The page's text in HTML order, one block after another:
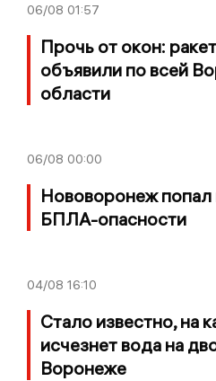
06/08 01:57
Прочь от окон:
объявили по всей
области
06/08 00:00
Нововоронеж попал
БПЛА-опасности
04/08 16:10
Стало известно, на
исчезнет вода на
Воронеже